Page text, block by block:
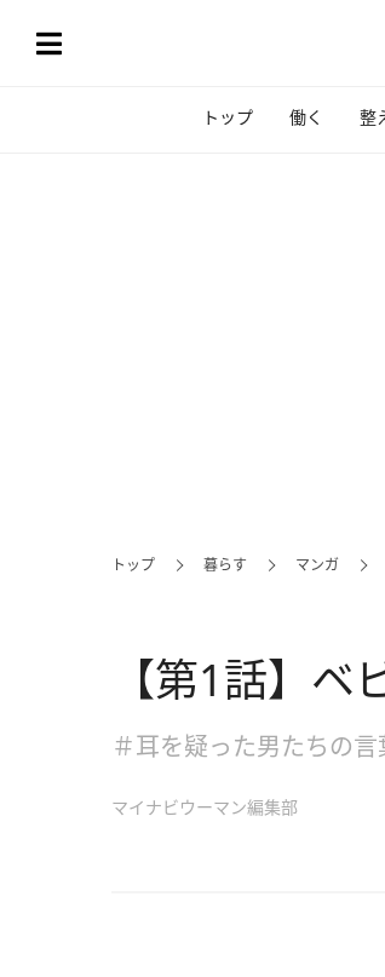
トップ 働く 整
トップ 暮らす マンガ
【第1話】
＃耳を疑った男たちの言
マイナビウーマン編集部